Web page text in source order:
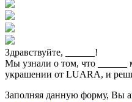
Здравствуйте,
!
Мы узнали о том, что
украшении от LUARA, и
Заполняя данную форму, Вы